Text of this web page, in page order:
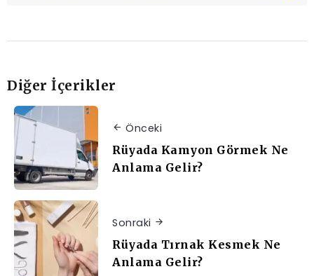
Diğer İçerikler
Önceki
Rüyada Kamyon Görmek Ne
Anlama Gelir?
Sonraki
Rüyada Tırnak Kesmek Ne
Anlama Gelir?